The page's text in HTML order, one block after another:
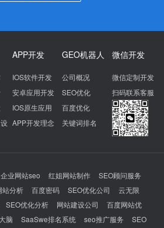
APP开发
IOS软件开发
安卓应用开发
IOS原生应用
APP开发理念
GEO机器人
公司概况
SEO优化
百度优化
关键词排名
微信开发
微信定制开发
扫码联系客服
企业网站seo 红姐网站制作
SEO顾问服务
站分析 百度密码 SEO优化公司
云无限
SEO优化分析 网站建设公司
百度网站优
脑 SaaSwe排名系统 seo推广服务
SEO